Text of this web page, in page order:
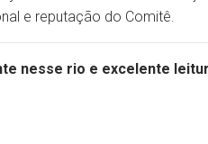
e reputação do Comitê.
nesse rio e excelente